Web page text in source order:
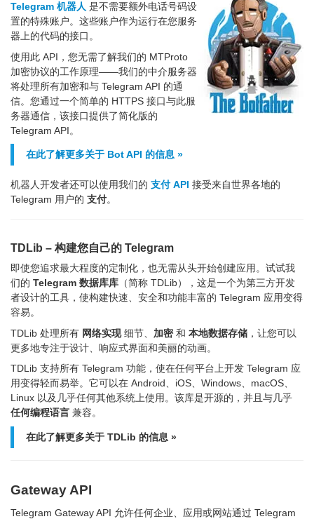
Telegram 机器人 是不需要额外电话号码设
置的特殊账户。这些账户作为运行在您服务
器上的代码的接口。
使用此 API，您无需了解我们的 MTProto
加密协议的工作原理——我们的中介服务器
将处理所有加密和与 Telegram API 的通
信。您通过一个简单的 HTTPS 接口与此服
务器通信，该接口提供了简化版的
Telegram API。
在此了解更多关于 Bot API 的信息 »
机器人开发者还可以使用我们的 支付 API 接受来自世界各地的
Telegram 用户的 支付。
TDLib – 构建您自己的 Telegram
即使您追求最大程度的定制化，也无需从头开始创建应用。试试我
们的 Telegram 数据库库 （简称 TDLib），这是一个为第三方开发
者设计的工具，使构建快速、安全和功能丰富的 Telegram 应用变得
容易。
TDLib 处理所有 网络实现细节、 加密和 本地数据存储 ，让您可以
更多地专注于设计、响应式界面和美丽的动画。
TDLib 支持所有 Telegram 功能，使在任何平台上开发 Telegram 应
用变得轻而易举。它可以在 Android、iOS、Windows、macOS、
Linux 以及几乎任何其他系统上使用。该库是开源的，并且与几乎
任何编程语言 兼容。
在此了解更多关于 TDLib 的信息 »
Gateway API
Telegram Gateway API 允许任何企业、应用或网站通过 Telegram